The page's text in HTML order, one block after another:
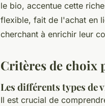
le bio, accentue cette
flexible, fait de l'achat en
cherchant à enrichir leur
Critères de choix
Les différents types de
Il est crucial de